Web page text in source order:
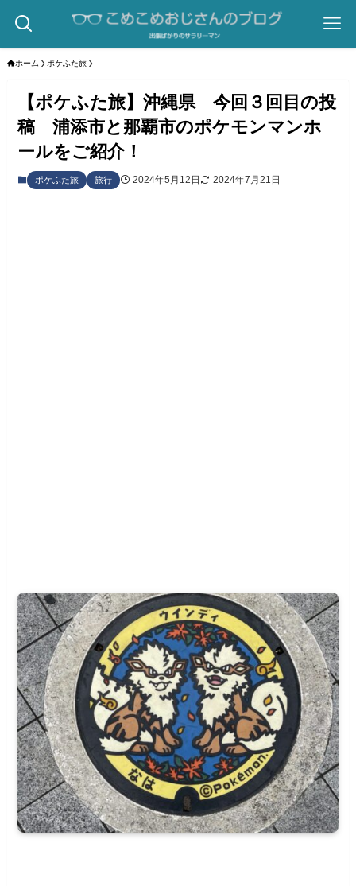
ホーム ポケふた旅
【ポケふた旅】沖縄県 今回３回目の投
稿 浦添市と那覇市のポケモンマンホ
ールをご紹介！
ポケふた旅 旅行 2024年5月12日 2024年7月21日